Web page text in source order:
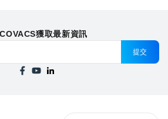
獲取最新資訊
提交